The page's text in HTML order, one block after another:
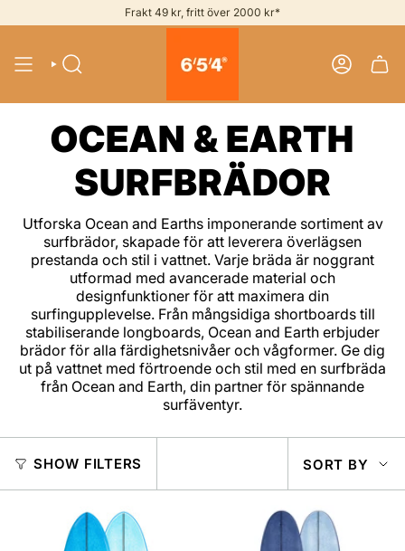
to
Frakt 49 kr, fritt över 2000 kr*
SEARCH ACCOUNT
OCEAN & EARTH
SURFBRÄDOR
Utforska Ocean and Earths imponerande sortiment av
surfbrädor, skapade för att leverera överlägsen
prestanda och stil i vattnet. Varje bräda är noggrant
utformad med avancerade material och
designfunktioner för att maximera din
surfingupplevelse. Från mångsidiga shortboards till
stabiliserande longboards, Ocean and Earth erbjuder
brädor för alla färdighetsnivåer och vågformer. Ge dig
ut på vattnet med förtroende och stil med en surfbräda
från Ocean and Earth, din partner för spännande
surfäventyr.
SHOW FILTERS
BY
SORT BY